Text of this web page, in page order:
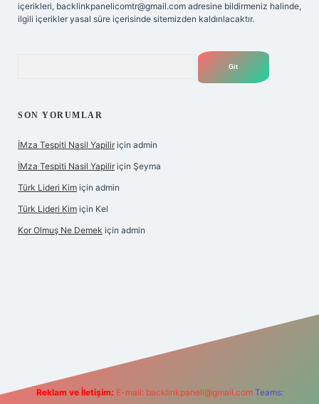
içerikleri, backlinkpanelicomtr@gmail.com adresine bildirmeniz halinde,
ilgili içerikler yasal süre içerisinde sitemizden kaldırılacaktır.
SON YORUMLAR
İMza Tespiti Nasil Yapilir için admin
İMza Tespiti Nasil Yapilir için Şeyma
Türk Lideri Kim için admin
Türk Lideri Kim için Kel
Kor Olmuş Ne Demek için admin
Reklam ve İletişim: E-mail: backlinkpaneli@gmail.com Teams: